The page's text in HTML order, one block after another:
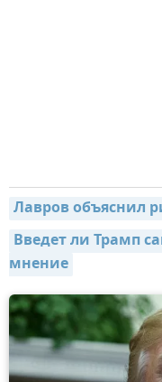
Лавров объяснил
Введет ли Трамп
мнение